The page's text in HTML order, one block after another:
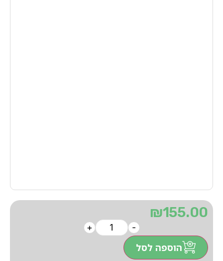
₪155.00
-
+
הוספה לסל